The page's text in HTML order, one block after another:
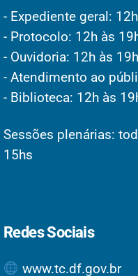
- Expediente geral:
- Protocolo: 12h às
- Ouvidoria: 12h às 19h
- Atendimento ao
- Biblioteca: 12h às
Sessões plenárias:
15hs
Redes Sociais
www.tc.df.gov.br